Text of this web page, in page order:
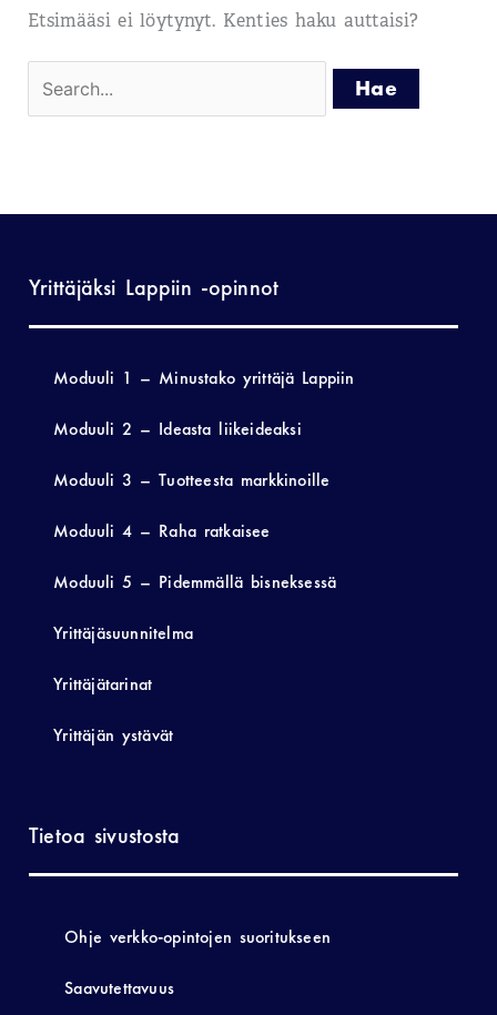
Etsimääsi ei löytynyt. Kenties haku auttaisi?
Yrittäjäksi Lappiin -opinnot
Moduuli 1 – Minustako yrittäjä Lappiin
Moduuli 2 – Ideasta liikeideaksi
Moduuli 3 – Tuotteesta markkinoille
Moduuli 4 – Raha ratkaisee
Moduuli 5 – Pidemmällä bisneksessä
Yrittäjäsuunnitelma
Yrittäjätarinat
Yrittäjän ystävät
Tietoa sivustosta
Ohje verkko-opintojen suoritukseen
Saavutettavuus